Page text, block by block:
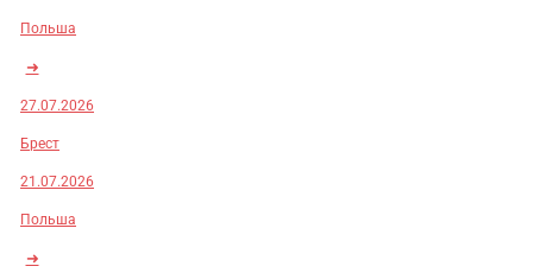
Польша
➜
27.07.2026
Брест
21.07.2026
Польша
➜